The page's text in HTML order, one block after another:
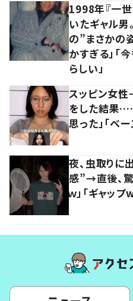
1998年『一
いたギャル男
の”まさかの姿
かすぎる」「
らしい」
スッピン女
をした結果
思った」「ベー
夜、虫取りに
感”→直後、
ｗ」「ギャップ